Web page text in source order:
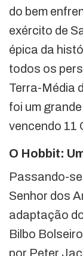
do bem
exército de
épica da
todos os
Terra-Média
foi um
vencendo 11
O Hobbit:
Passando-
Senhor dos
adaptação
Bilbo
por Peter